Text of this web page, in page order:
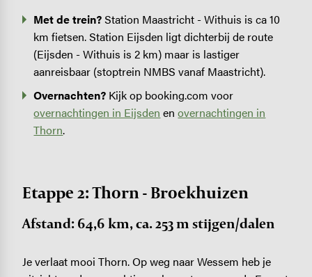
Met de trein?Station Maastricht - Withuis is ca 10
km fietsen. Station Eijsden ligt dichterbij de route
(Eijsden - Withuis is 2 km) maar is lastiger
aanreisbaar (stoptrein NMBS vanaf Maastricht).
Overnachten? Kijk op booking.com voor
overnachtingen in Eijsden enovernachtingen in
Thorn.
Etappe 2: Thorn - Broekhuizen
Afstand: 64,6 km, ca. 253 m stijgen/dalen
Je verlaat mooi Thorn. Op weg naar Wessem heb je